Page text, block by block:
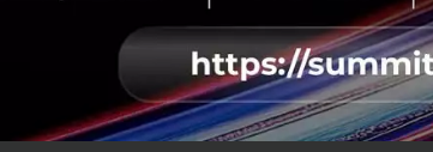
covid-19 tech-trends
No